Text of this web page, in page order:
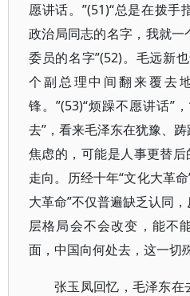
愿讲话。”(51)“总是在拨手
政治局同志的名字，我就
委员的名字”(52)。毛远新
个副总理中间翻来覆去
锋。”(53)“烦躁不愿讲话”
去”，看来毛泽东在犹豫、
焦虑的，可能是人事更替后
走向。历经十年“文化大革
大革命”不仅普遍缺乏认同
层格局会不会改变，能不
面，中国向何处去，这一切
张玉凤回忆，毛泽东